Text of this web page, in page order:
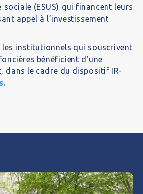
(ESUS) qui financent leurs
appel à l’investissement
les institutionnels qui souscrivent
bénéficient d’une
dans le cadre du dispositif IR-